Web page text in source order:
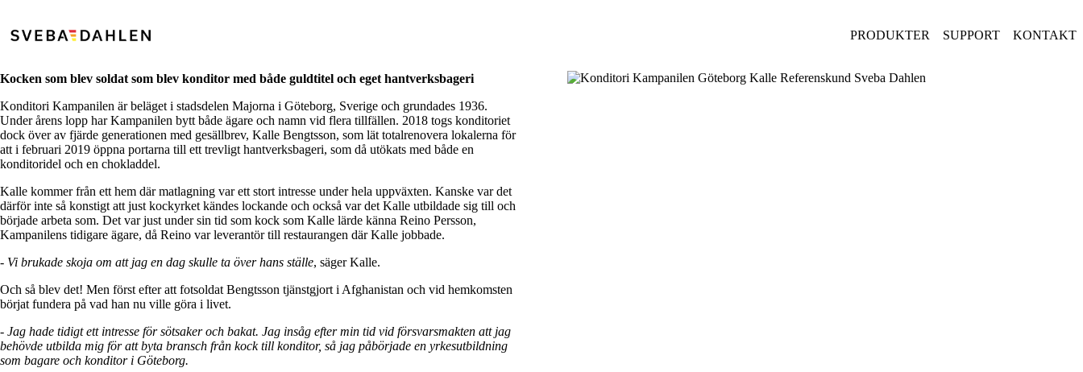
PRODUKTER SUPPORT KONTAKT
Kocken som blev soldat som blev konditor med både guldtitel och eget hantverksbageri
Konditori Kampanilen är beläget i stadsdelen Majorna i Göteborg, Sverige och grundades 1936.
Under årens lopp har Kampanilen bytt både ägare och namn vid flera tillfällen. 2018 togs konditoriet
dock över av fjärde generationen med gesällbrev, Kalle Bengtsson, som lät totalrenovera lokalerna för
att i februari 2019 öppna portarna till ett trevligt hantverksbageri, som då utökats med både en
konditoridel och en chokladdel.
Kalle kommer från ett hem där matlagning var ett stort intresse under hela uppväxten. Kanske var det
därför inte så konstigt att just kockyrket kändes lockande och också var det Kalle utbildade sig till och
började arbeta som. Det var just under sin tid som kock som Kalle lärde känna Reino Persson,
Kampanilens tidigare ägare, då Reino var leverantör till restaurangen där Kalle jobbade.
- Vi brukade skoja om att jag en dag skulle ta över hans ställe, säger Kalle.
Och så blev det! Men först efter att fotsoldat Bengtsson tjänstgjort i Afghanistan och vid hemkomsten
börjat fundera på vad han nu ville göra i livet.
- Jag hade tidigt ett intresse för sötsaker och bakat. Jag insåg efter min tid vid försvarsmakten att jag
behövde utbilda mig för att byta bransch från kock till konditor, så jag påbörjade en yrkesutbildning
som bagare och konditor i Göteborg.